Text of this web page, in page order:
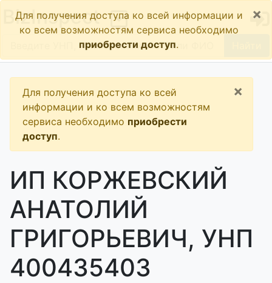
BizInspect
Для получения доступа ко всей информации и
ко всем возможностям сервиса необходимо
приобрести доступ.
×
Для получения доступа ко всей
информации и ко всем возможностям
сервиса необходимо приобрести
доступ.
×
ИП КОРЖЕВСКИЙ
АНАТОЛИЙ
ГРИГОРЬЕВИЧ, УНП
400435403